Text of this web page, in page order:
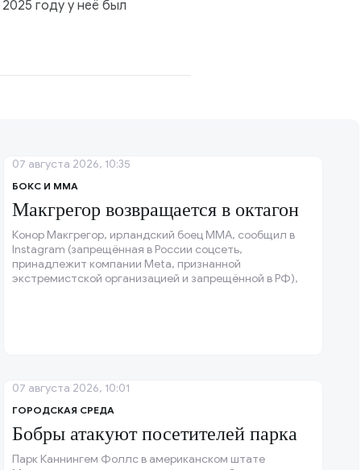
году у неё был
БОКС И ММА
Макгрегор возвращается в октагон
Конор Макгрегор, ирландский боец ММА, сообщил в
Instagram (запрещённая в России соцсеть,
принадлежит компании Meta, признанной
экстремистской организацией и запрещённой в РФ),
07 августа 2026, 10:35
ГОРОДСКАЯ СРЕДА
Бобры атакуют посетителей парка
Парк Каннингем Фоллс в американском штате
07 августа 2026, 10:01